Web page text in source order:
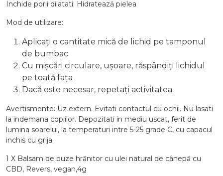
Inchide porii dilatati; Hidratează pielea
Mod de utilizare:
Aplicați o cantitate mică de lichid pe tamponul
de bumbac
Cu mișcări circulare, ușoare, răspândiți lichidul
pe toată fața
Dacă este necesar, repetați activitatea.
Avertismente: Uz extern. Evitati contactul cu ochii. Nu lasati
la indemana copiilor. Depozitati in mediu uscat, ferit de
lumina soarelui, la temperaturi intre 5-25 grade C, cu capacul
inchis cu grija.
1 X Balsam de buze hrănitor cu ulei natural de cânepă cu
CBD, Revers, vegan,4g